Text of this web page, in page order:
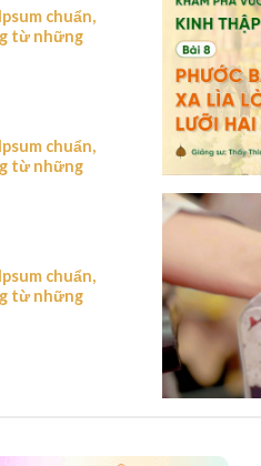
chuẩn,
từ những
chuẩn,
từ những
chuẩn,
từ những